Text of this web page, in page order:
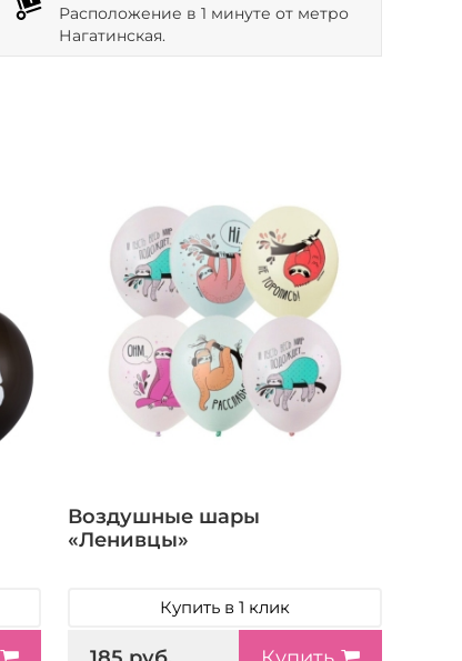
Расположение в 1 минуте от метро
Нагатинская.
Воздушные шары
«Ленивцы»
Купить в 1 клик